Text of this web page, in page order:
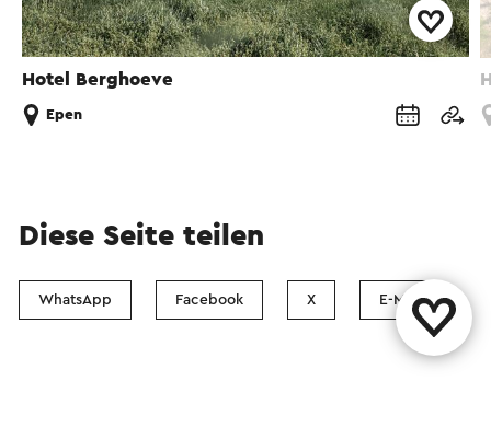
Hotel Berghoeve
Epen
Diese Seite teilen
WhatsApp Facebook X E-Mail